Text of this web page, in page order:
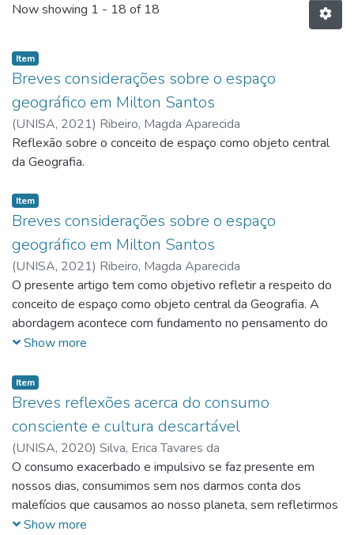
Now showing 1 - 18 of 18
Item
Breves considerações sobre o espaço
geográfico em Milton Santos
(UNISA, 2021) Ribeiro, Magda Aparecida
Reflexão sobre o conceito de espaço como objeto central
da Geografia.
Item
Breves considerações sobre o espaço
geográfico em Milton Santos
(UNISA, 2021) Ribeiro, Magda Aparecida
O presente artigo tem como objetivo refletir a respeito do
conceito de espaço como objeto central da Geografia. A
abordagem acontece com fundamento no pensamento do
Geógrafo e Professor Milton Santos, que exerce papel
outros países. O texto também tece breves reflexões a
respeito da totalidade do espaço, a noção de formação
social e espaço-temporal, sempre numa abordagem
“miltoniana”.
Show more
Item
Breves reflexões acerca do consumo
consciente e cultura descartável
(UNISA, 2020) Silva, Erica Tavares da
O consumo exacerbado e impulsivo se faz presente em
nossos dias, consumimos sem nos darmos conta dos
malefícios que causamos ao nosso planeta, sem refletirmos
sobre nossas ações e suas causas, como por exemplo, de
Show more